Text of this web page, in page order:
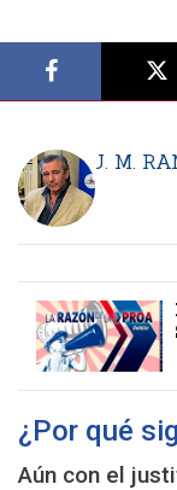
J. M.
¿Por qué
Aún con el